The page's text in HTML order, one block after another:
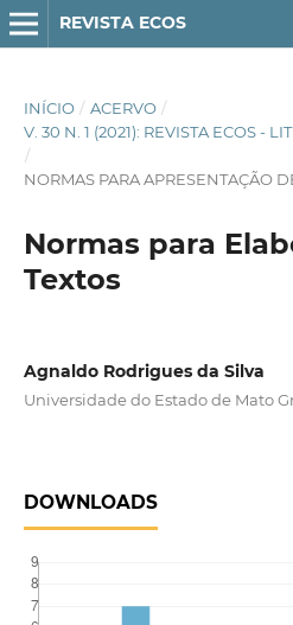
REVISTA ECOS
INÍCIO / ACERVO /
V. 30 N. 1 (2021): REVISTA ECOS -
/
NORMAS PARA APRESENTAÇÃO
Normas para
Textos
Agnaldo Rodrigues da Silva
Universidade do Estado de Mato
DOWNLOADS